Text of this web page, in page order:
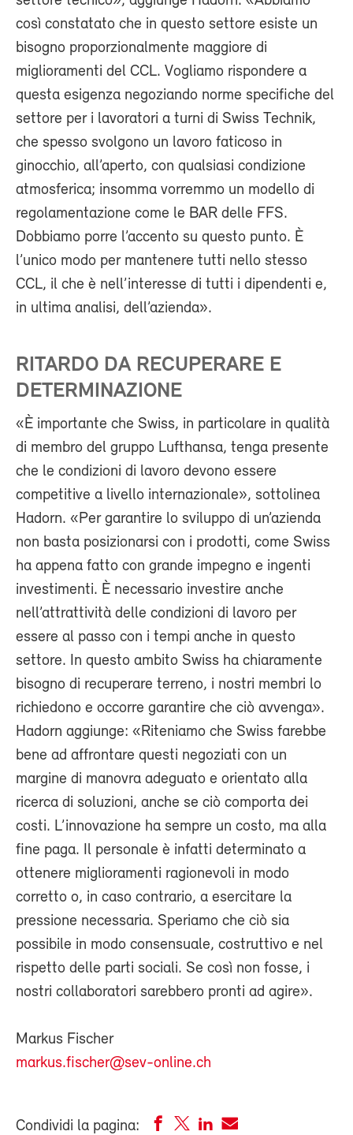
così constatato che in questo settore esiste un
bisogno proporzionalmente maggiore di
miglioramenti del CCL. Vogliamo rispondere a
questa esigenza negoziando norme specifiche del
settore per i lavoratori a turni di Swiss Technik,
che spesso svolgono un lavoro faticoso in
ginocchio, all’aperto, con qualsiasi condizione
atmosferica; insomma vorremmo un modello di
regolamentazione come le BAR delle FFS.
Dobbiamo porre l’accento su questo punto. È
l’unico modo per mantenere tutti nello stesso
CCL, il che è nell’interesse di tutti i dipendenti e,
in ultima analisi, dell’azienda».
RITARDO DA RECUPERARE E
DETERMINAZIONE
«È importante che Swiss, in particolare in qualità
di membro del gruppo Lufthansa, tenga presente
che le condizioni di lavoro devono essere
competitive a livello internazionale», sottolinea
Hadorn. «Per garantire lo sviluppo di un’azienda
non basta posizionarsi con i prodotti, come Swiss
ha appena fatto con grande impegno e ingenti
investimenti. È necessario investire anche
nell’attrattività delle condizioni di lavoro per
essere al passo con i tempi anche in questo
settore. In questo ambito Swiss ha chiaramente
bisogno di recuperare terreno, i nostri membri lo
richiedono e occorre garantire che ciò avvenga».
Hadorn aggiunge: «Riteniamo che Swiss farebbe
bene ad affrontare questi negoziati con un
margine di manovra adeguato e orientato alla
ricerca di soluzioni, anche se ciò comporta dei
costi. L’innovazione ha sempre un costo, ma alla
fine paga. Il personale è infatti determinato a
ottenere miglioramenti ragionevoli in modo
corretto o, in caso contrario, a esercitare la
pressione necessaria. Speriamo che ciò sia
possibile in modo consensuale, costruttivo e nel
rispetto delle parti sociali. Se così non fosse, i
nostri collaboratori sarebbero pronti ad agire».
Markus Fischer
markus.fischer@sev-online.ch
Condividi la pagina: